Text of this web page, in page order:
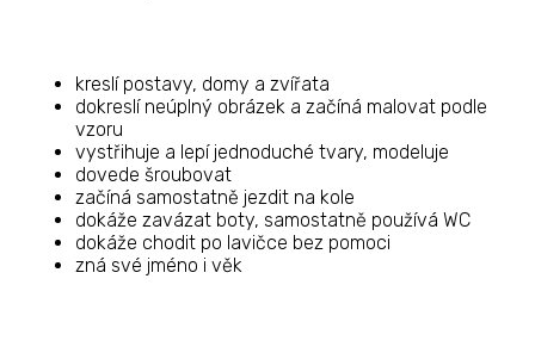
kreslí postavy, domy a zvířata
dokreslí neúplný obrázek a začíná malovat podle
vzoru
vystřihuje a lepí jednoduché tvary, modeluje
dovede šroubovat
začíná samostatně jezdit na kole
dokáže zavázat boty, samostatně používá WC
dokáže chodit po lavičce bez pomoci
zná své jméno i věk